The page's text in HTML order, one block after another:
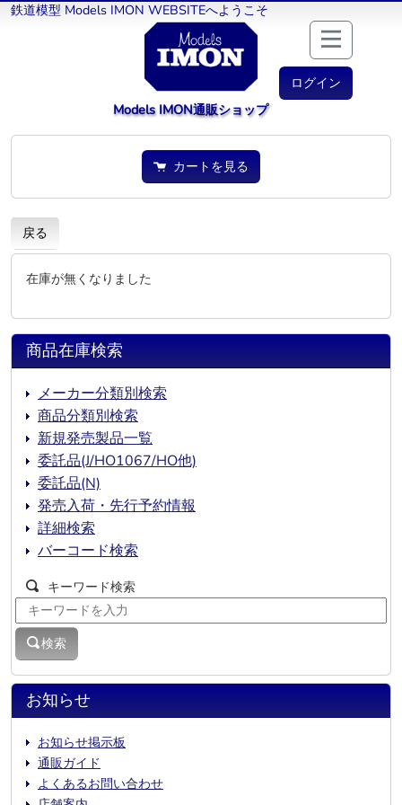
鉄道模型 Models IMON WEBSITEへようこそ
ログイン
Models IMON通販ショップ
カートを見る
戻る
在庫が無くなりました
お知らせ
お知らせ掲示板
通販ガイド
よくあるお問い合わせ
商品在庫検索
メーカー分類別検索
商品分類別検索
新規発売製品一覧
委託品(J/HO1067/HO他)
委託品(N)
発売入荷・先行予約情報
詳細検索
バーコード検索
キーワード検索
検索